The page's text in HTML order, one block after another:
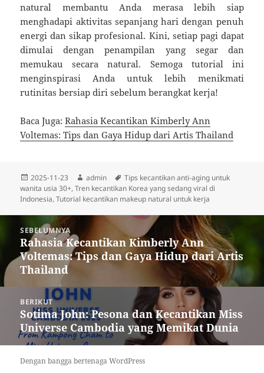
natural membantu Anda merasa lebih siap
menghadapi aktivitas sepanjang hari dengan penuh
energi dan sikap profesional. Kini, setiap pagi dapat
dimulai dengan penampilan yang segar dan
memukau secara natural. Semoga tutorial ini
menginspirasi Anda untuk lebih menikmati
rutinitas bersiap diri sebelum berangkat kerja!
Baca Juga:Rahasia Kecantikan Kimberly Ann
Voltemas: Tips dan Gaya Hidup dari Artis Thailand
Diposkan
pada
2025-11-23 Penulis
admin Tag
Tips kecantikan anti-aging untuk
wanita usia 30+,Tren kecantikan Korea yang sedang viral di
Indonesia,Tutorial kecantikan makeup natural untuk kerja
SEBELUMNYA
Pos
sebelumnya:
Rahasia Kecantikan Kimberly Ann
Voltemas: Tips dan Gaya Hidup dari Artis
Thailand
BERIKUT
Pos
berikutnya:
Sotima John: Pesona dan Kecantikan Miss
Universe Cambodia yang Memikat Dunia
Dengan bangga bertenaga WordPress